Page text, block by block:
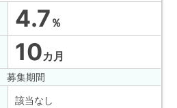
4.7 ％
10カ月
募集期間
該当なし